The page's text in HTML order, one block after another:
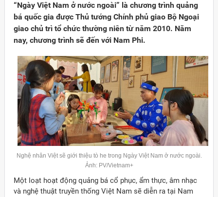
“Ngày Việt Nam ở nước ngoài” là chương trình quảng
bá quốc gia được Thủ tướng Chính phủ giao Bộ Ngoại
giao chủ trì tổ chức thường niên từ năm 2010. Năm
nay, chương trình sẽ đến với Nam Phi.
Nghệ nhân Việt sẽ giới thiệu tò he trong Ngày Việt Nam ở nước ngoài.
Ảnh: PV/Vietnam+
Một loạt hoạt động quảng bá cổ phục, ẩm thực, âm nhạc
và nghệ thuật truyền thống Việt Nam sẽ diễn ra tại Nam